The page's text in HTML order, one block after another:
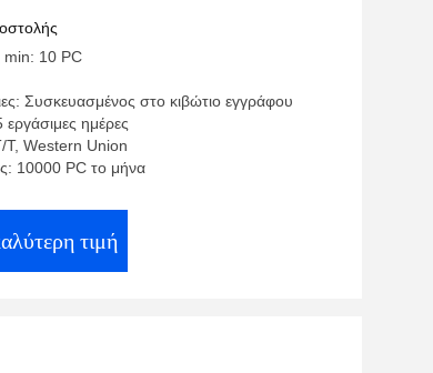
min: 10 PC
Συσκευασμένος στο κιβώτιο εγγράφου
ημέρες
Western Union
10000 PC το μήνα
τιμή